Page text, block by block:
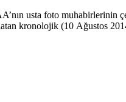
usta foto
kronolojik (10 Ağustos